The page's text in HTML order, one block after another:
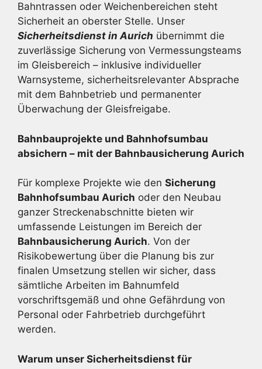
Bahntrassen oder Weichenbereichen steht
Sicherheit an oberster Stelle. Unser
Sicherheitsdienst in Aurich übernimmt die
zuverlässige Sicherung von Vermessungsteams
im Gleisbereich – inklusive individueller
Warnsysteme, sicherheitsrelevanter Absprache
mit dem Bahnbetrieb und permanenter
Überwachung der Gleisfreigabe.
Bahnbauprojekte und Bahnhofsumbau
absichern – mit der Bahnbau­sicherung Aurich
Für komplexe Projekte wie den Sicherung
Bahnhofsumbau Aurich oder den Neubau
ganzer Streckenabschnitte bieten wir
umfassende Leistungen im Bereich der
Bahnbausicherung Aurich. Von der
Risikobewertung über die Planung bis zur
finalen Umsetzung stellen wir sicher, dass
sämtliche Arbeiten im Bahnumfeld
vorschriftsgemäß und ohne Gefährdung von
Personal oder Fahrbetrieb durchgeführt
werden.
Warum unser Sicherheitsdienst für